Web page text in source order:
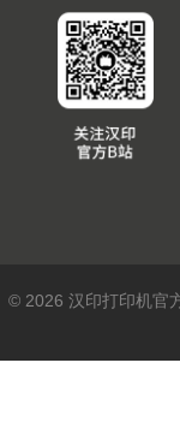
© 2026 汉印打印机官